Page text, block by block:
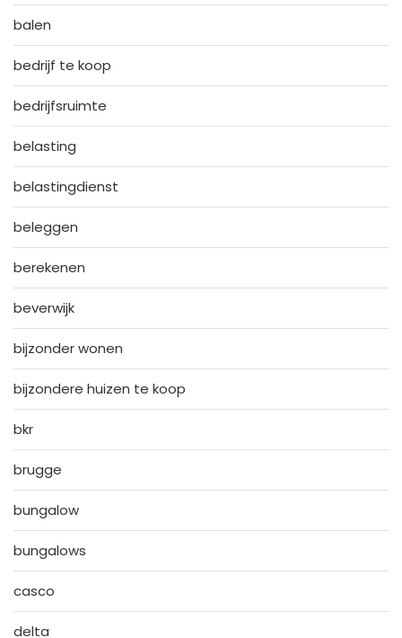
balen
bedrijf te koop
bedrijfsruimte
belasting
belastingdienst
beleggen
berekenen
beverwijk
bijzonder wonen
bijzondere huizen te koop
bkr
brugge
bungalow
bungalows
casco
delta